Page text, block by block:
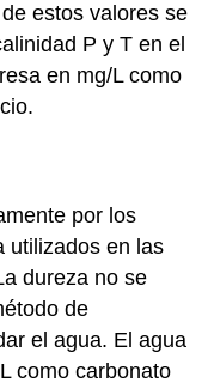
estos valores se
P y T en el
en mg/L como
por los
utilizados en las
dureza no se
de
el agua. El agua
como carbonato